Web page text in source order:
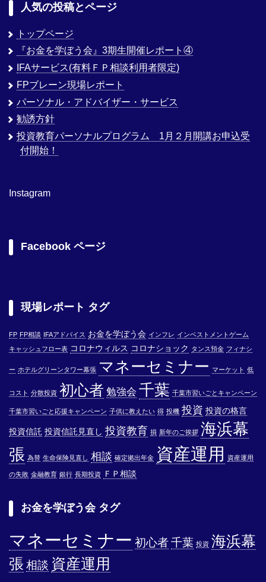
人気の投稿とページ
トップページ
『お金を学ぼう会』3期生開催レポート④
IFAサービス(有料ＦＰ相談利用者限定)
FPブレーン現場レポート
パーソナル・アドバイザー・サービス
勧誘方針
投資教育パーソナルプログラム 1月２月開講お申込受
付開始！
Instagram
Facebook ページ
現場レポート タグ
FP FP相談 IFAアドバイス お金を学ぼう会 インフレ インベストメントゲーム
キャッシュフロー表 コロナウィルス コロナショック タンス預金 フィナシ
ー ホテルグリーンタワー幕張 マネーセミナー マーケット 低
コスト 分散投資 初心者 勉強会 千葉 千葉市習いごとキャンペーン
千葉市習いごと応援キャンペーン 子供に教えたい 得 投機 投資 投資の格言
投資信託 投資信託見直し 投資教育 損 新年のご挨拶 海浜幕
張 為替 生命保険見直し 相談 確定拠出年金 資産運用 資産運用
の失敗 金融教育 銀行 長期投資 ＦＰ相談
お金を学ぼう会 タグ
マネーセミナー 初心者千葉 投資 海浜幕
張 相談 資産運用